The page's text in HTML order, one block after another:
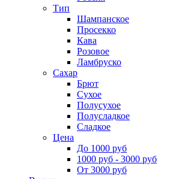
Тип
Шампанское
Просекко
Кава
Розовое
Ламбруско
Сахар
Брют
Сухое
Полусухое
Полусладкое
Сладкое
Цена
До 1000 руб
1000 руб - 3000 руб
От 3000 руб